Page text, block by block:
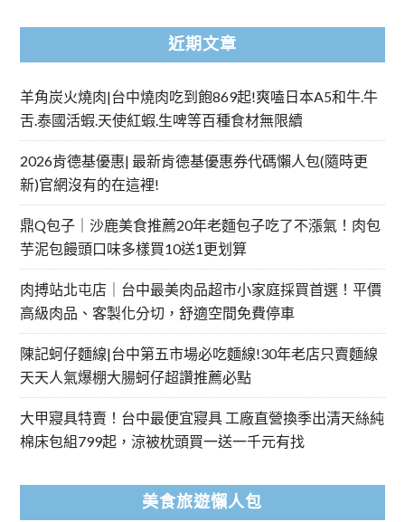
近期文章
羊角炭火燒肉|台中燒肉吃到飽869起!爽嗑日本A5和牛.牛
舌.泰國活蝦.天使紅蝦.生啤等百種食材無限續
2026肯德基優惠| 最新肯德基優惠券代碼懶人包(隨時更
新)官網沒有的在這裡!
鼎Q包子｜沙鹿美食推薦20年老麵包子吃了不漲氣！肉包
芋泥包饅頭口味多樣買10送1更划算
肉搏站北屯店｜台中最美肉品超市小家庭採買首選！平價
高級肉品、客製化分切，舒適空間免費停車
陳記蚵仔麵線|台中第五市場必吃麵線!30年老店只賣麵線
天天人氣爆棚大腸蚵仔超讚推薦必點
大甲寢具特賣！台中最便宜寢具 工廠直營換季出清天絲純
棉床包組799起，涼被枕頭買一送一千元有找
美食旅遊懶人包